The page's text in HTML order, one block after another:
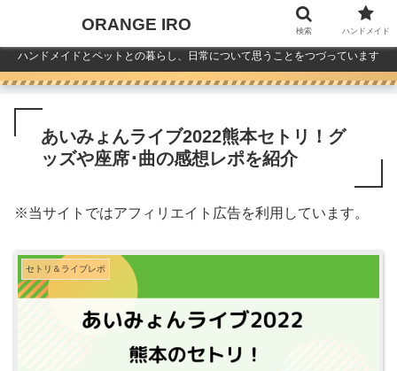
ハンドメイドとペットとの暮らし、日常について思うことをつづっています
あいみょんライブ2022熊本セトリ！グ
ッズや座席･曲の感想レポを紹介
※当サイトではアフィリエイト広告を利用しています。
セトリ＆ライブレポ
ORANGE IRO 検索 ハンドメイド